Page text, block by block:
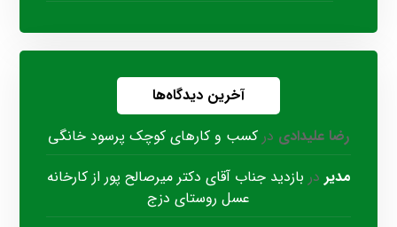
آخرین دیدگاه‌ها
رضا علیدادی در کسب و کارهای کوچک پرسود خانگی
مدیر در بازدید جناب آقای دکتر میرصالح پور از کارخانه
عسل روستای دزج